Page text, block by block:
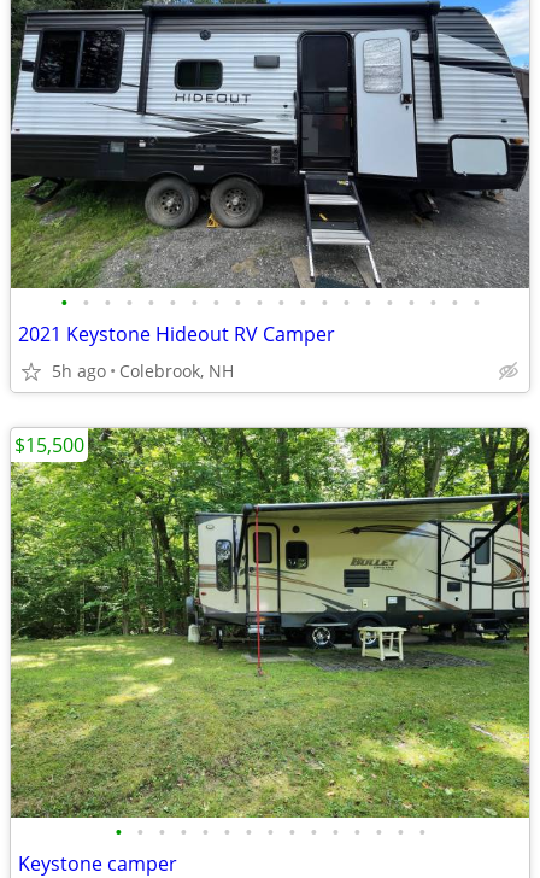
• • • • • • • • • • • • • • • • • • • •
2021 Keystone Hideout RV Camper
5h ago Colebrook, NH
• • • • • • • • • • • • • • •
Keystone camper
$15,500